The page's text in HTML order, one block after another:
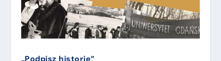
„Podpisz historię”